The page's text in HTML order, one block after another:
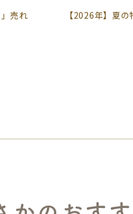
売れ
【2026年】夏